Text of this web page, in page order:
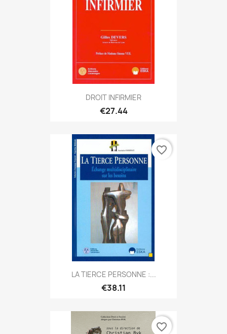
DROIT INFIRMIER
€27.44
LA TIERCE PERSONNE :...
€38.11
favorite_border
favorite_border